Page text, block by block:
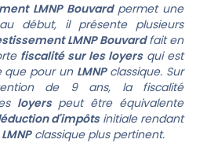
LMNP Bouvardpermet une
début, il présente plusieurs
LMNP Bouvardfait en
fiscalité sur les loyersqui est
que pour un LMNPclassique. Sur
de 9 ans, la fiscalité
loyerspeut être équivalente
d'impôtsinitiale rendant
classique plus pertinent.